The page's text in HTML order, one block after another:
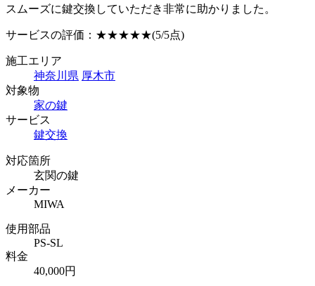
スムーズに鍵交換していただき非常に助かりました。
サービスの評価： ★★★★★(5/5点)
施工エリア
神奈川県 厚木市
対象物
家の鍵
サービス
鍵交換
対応箇所
玄関の鍵
メーカー
MIWA
使用部品
PS-SL
料金
40,000円